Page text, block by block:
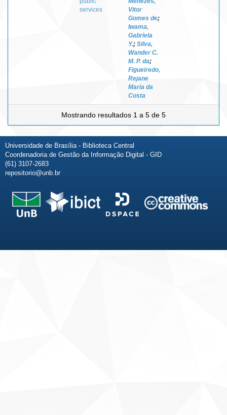
services
Vitor
Gomes de;
Iwama,
Gabriela
Y.; Silva,
Wander C.
M. P. da;
Figueiredo,
Rejane
Maria da
Costa
Mostrando resultados 1 a 5 de 5
Universidade de Brasília - Biblioteca Central
Coordenadoria de Gestão da Informação Digital - GID
(61) 3107-2683
repositorio@unb.br